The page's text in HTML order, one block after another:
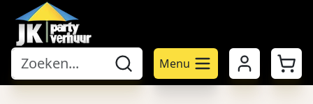
Menu Mijn account